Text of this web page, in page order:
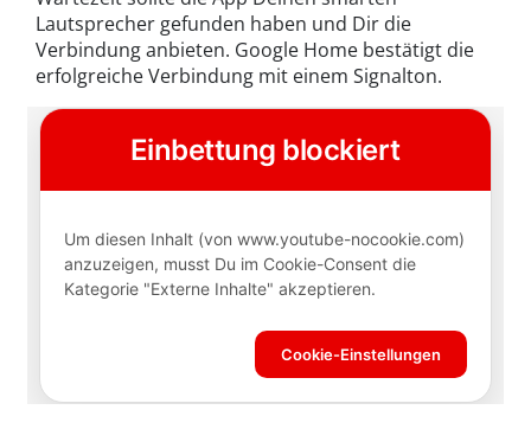
Lautsprecher gefunden haben und Dir die
Verbindung anbieten. Google Home bestätigt die
erfolgreiche Verbindung mit einem Signalton.